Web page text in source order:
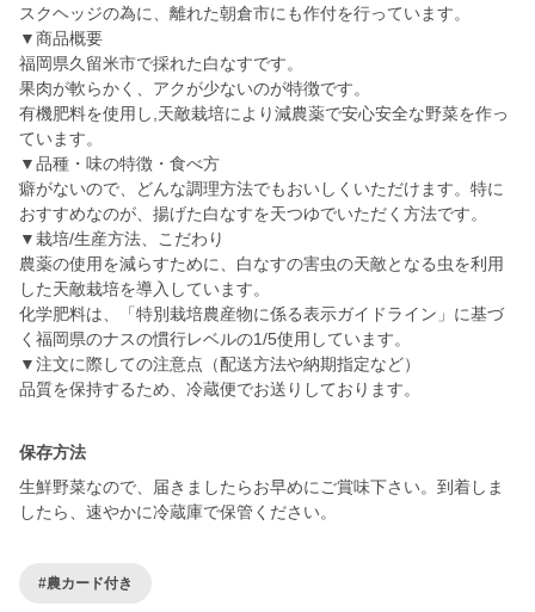
スクヘッジの為に、離れた朝倉市にも作付を行っています。
▼商品概要
福岡県久留米市で採れた白なすです。
果肉が軟らかく、アクが少ないのが特徴です。
有機肥料を使用し,天敵栽培により減農薬で安心安全な野菜を作っ
ています。
▼品種・味の特徴・食べ方
癖がないので、どんな調理方法でもおいしくいただけます。特に
おすすめなのが、揚げた白なすを天つゆでいただく方法です。
▼栽培/生産方法、こだわり
農薬の使用を減らすために、白なすの害虫の天敵となる虫を利用
した天敵栽培を導入しています。
化学肥料は、「特別栽培農産物に係る表示ガイドライン」に基づ
く福岡県のナスの慣行レベルの1/5使用しています。
▼注文に際しての注意点（配送方法や納期指定など）
品質を保持するため、冷蔵便でお送りしております。
保存方法
生鮮野菜なので、届きましたらお早めにご賞味下さい。到着しま
したら、速やかに冷蔵庫で保管ください。
#農カード付き